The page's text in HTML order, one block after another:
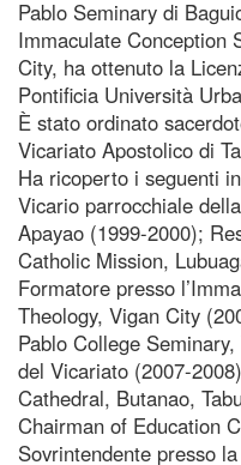
Pablo Seminary di
Immaculate Conception
City, ha ottenuto la
Pontificia Università
È stato ordinato
Vicariato Apostolico di
Ha ricoperto i seguenti
Vicario parrocchiale
Apayao (1999-2000);
Catholic Mission,
Formatore presso
Theology, Vigan City
Pablo College
del Vicariato (2007-
Cathedral, Butanao,
Chairman of Education
Sovrintendente presso